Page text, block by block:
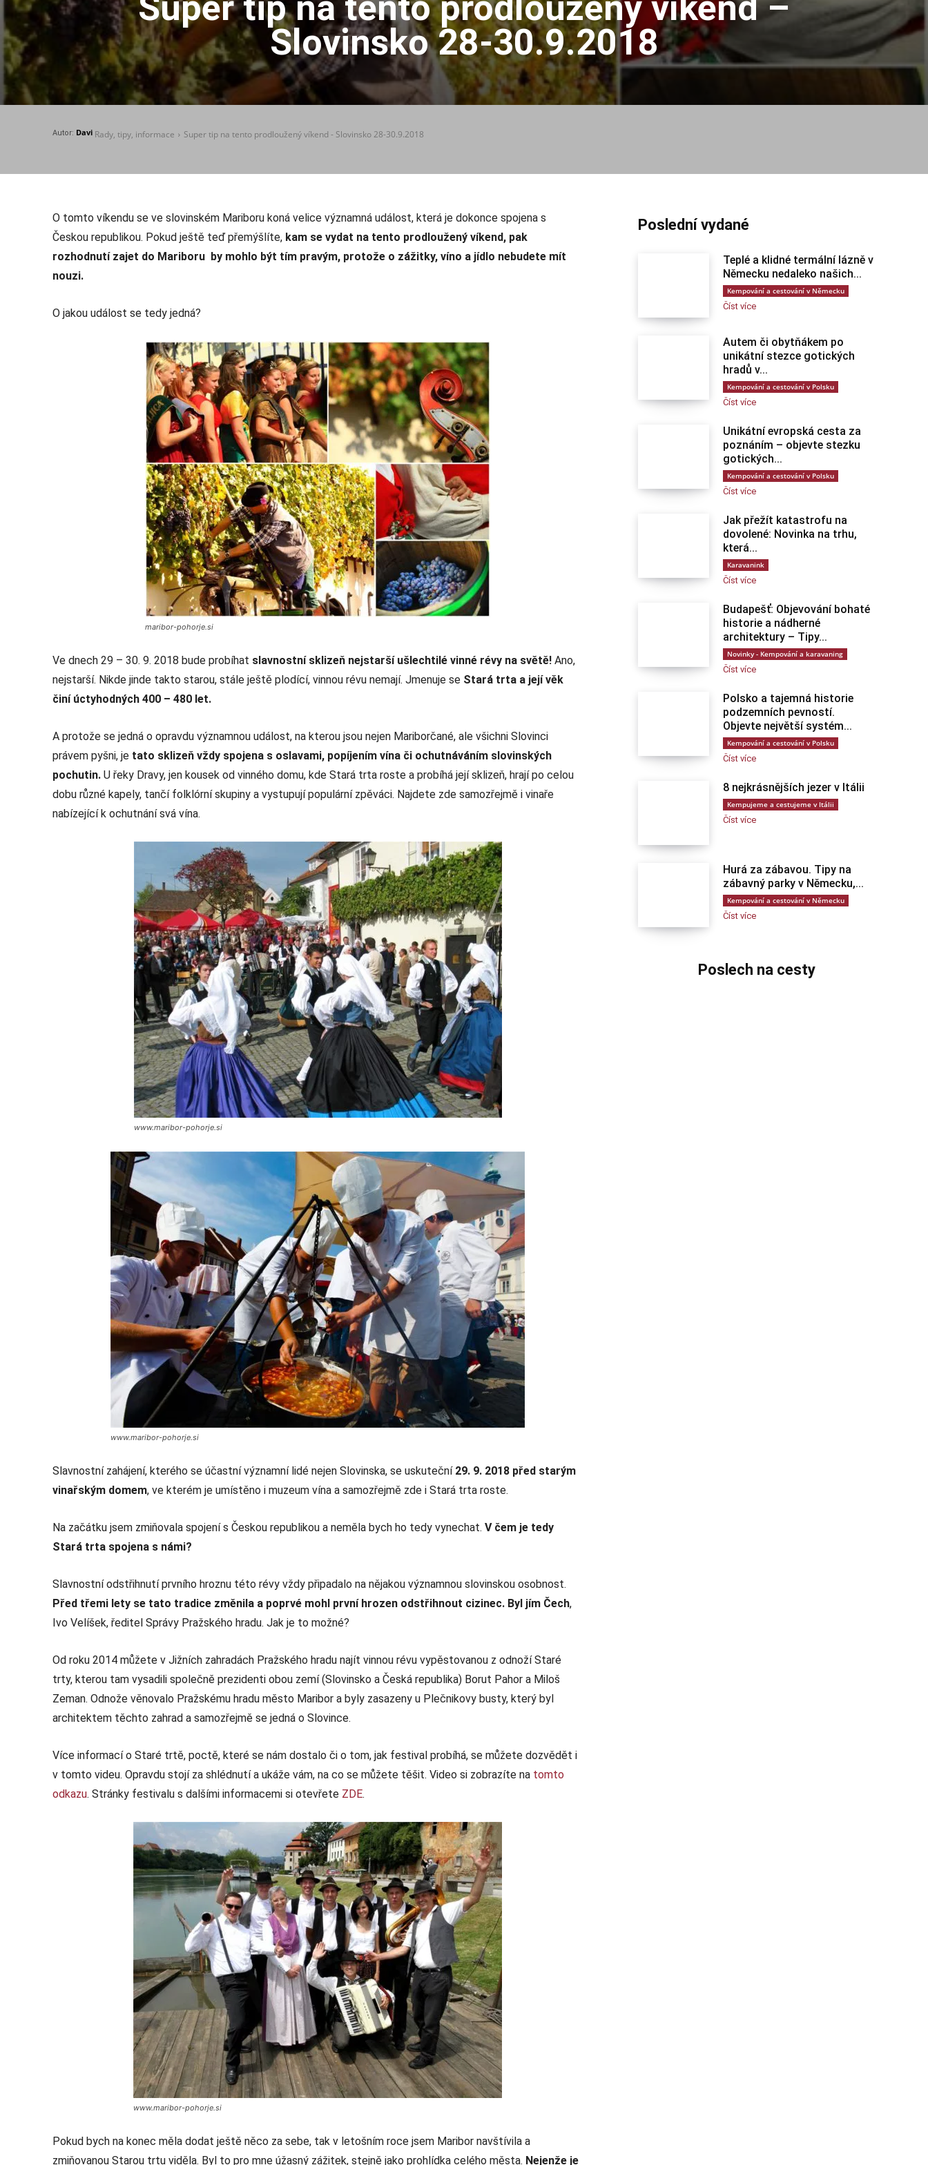
Slovinsko 28-30.9.2018
Autor: Davi Rady, tipy, informace Super tip na tento prodloužený víkend - Slovinsko 28-30.9.2018
O tomto víkendu se ve slovinském Mariboru koná velice významná událost, která je dokonce spojena s
Českou republikou. Pokud ještě teď přemýšlíte, kam se vydat na tento prodloužený víkend, pak
rozhodnutí zajet do Mariboru by mohlo být tím pravým, protože o zážitky, víno a jídlo nebudete mít
nouzi.
O jakou událost se tedy jedná?
maribor-pohorje.si
Ve dnech 29 – 30. 9. 2018 bude probíhat slavnostní sklizeň nejstarší ušlechtilé vinné révy na světě! Ano,
nejstarší. Nikde jinde takto starou, stále ještě plodící, vinnou révu nemají. Jmenuje se Stará trta a její věk
činí úctyhodných 400 – 480 let.
A protože se jedná o opravdu významnou událost, na kterou jsou nejen Mariborčané, ale všichni Slovinci
právem pyšni, je tato sklizeň vždy spojena s oslavami, popíjením vína či ochutnáváním slovinských
pochutin. U řeky Dravy, jen kousek od vinného domu, kde Stará trta roste a probíhá její sklizeň, hrají po celou
dobu různé kapely, tančí folklórní skupiny a vystupují populární zpěváci. Najdete zde samozřejmě i vinaře
nabízející k ochutnání svá vína.
www.maribor-pohorje.si
www.maribor-pohorje.si
Slavnostní zahájení, kterého se účastní významní lidé nejen Slovinska, se uskuteční 29. 9. 2018 před starým
vinařským domem, ve kterém je umístěno i muzeum vína a samozřejmě zde i Stará trta roste.
Na začátku jsem zmiňovala spojení s Českou republikou a neměla bych ho tedy vynechat. V čem je tedy
Stará trta spojena s námi?
Slavnostní odstřihnutí prvního hroznu této révy vždy připadalo na nějakou významnou slovinskou osobnost.
Před třemi lety se tato tradice změnila a poprvé mohl první hrozen odstřihnout cizinec. Byl jím Čech,
Ivo Velíšek, ředitel Správy Pražského hradu. Jak je to možné?
Od roku 2014 můžete v Jižních zahradách Pražského hradu najít vinnou révu vypěstovanou z odnoží Staré
trty, kterou tam vysadili společně prezidenti obou zemí (Slovinsko a Česká republika) Borut Pahor a Miloš
Zeman. Odnože věnovalo Pražskému hradu město Maribor a byly zasazeny u Plečnikovy busty, který byl
architektem těchto zahrad a samozřejmě se jedná o Slovince.
Více informací o Staré trtě, poctě, které se nám dostalo či o tom, jak festival probíhá, se můžete dozvědět i
v tomto videu. Opravdu stojí za shlédnutí a ukáže vám, na co se můžete těšit. Video si zobrazíte na tomto
odkazu. Stránky festivalu s dalšími informacemi si otevřete ZDE.
www.maribor-pohorje.si
Pokud bych na konec měla dodat ještě něco za sebe, tak v letošním roce jsem Maribor navštívila a
zmiňovanou Starou trtu viděla. Byl to pro mne úžasný zážitek, stejně jako prohlídka celého města. Nejenže je
Poslední vydané
Teplé a klidné termální lázně v
Německu nedaleko našich...
Kempování a cestování v Německu
Číst více
Autem či obytňákem po
unikátní stezce gotických
hradů v...
Kempování a cestování v Polsku
Číst více
Unikátní evropská cesta za
poznáním – objevte stezku
gotických...
Kempování a cestování v Polsku
Číst více
Jak přežít katastrofu na
dovolené: Novinka na trhu,
která...
Karavanink
Číst více
Budapešť: Objevování bohaté
historie a nádherné
architektury – Tipy...
Novinky - Kempování a karavaning
Číst více
Polsko a tajemná historie
podzemních pevností.
Objevte největší systém...
Kempování a cestování v Polsku
Číst více
8 nejkrásnějších jezer v Itálii
Kempujeme a cestujeme v Itálii
Číst více
Hurá za zábavou. Tipy na
zábavný parky v Německu,...
Kempování a cestování v Německu
Číst více
Poslech na cesty